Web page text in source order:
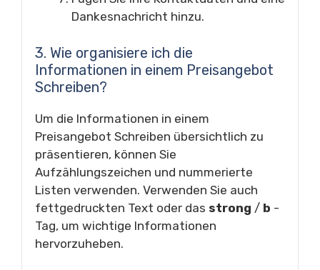
Dankesnachricht hinzu.
3. Wie organisiere ich die
Informationen in einem Preisangebot
Schreiben?
Um die Informationen in einem
Preisangebot Schreiben übersichtlich zu
präsentieren, können Sie
Aufzählungszeichen und nummerierte
Listen verwenden. Verwenden Sie auch
fettgedruckten Text oder das strong / b -
Tag, um wichtige Informationen
hervorzuheben.